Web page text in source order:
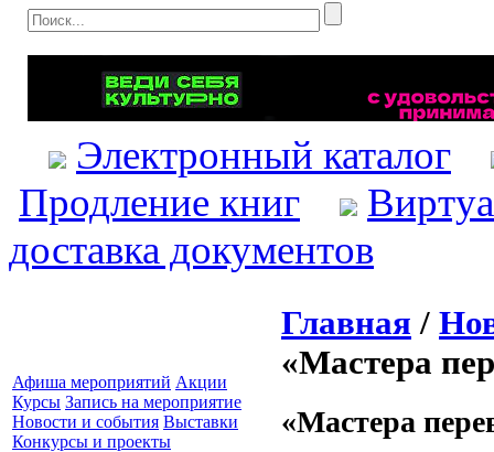
Электронный каталог
Продление книг
доставка документов
Афиша мероприятий Акции
Курсы Запись на мероприятие
Новости и события Выставки
Конкурсы и проекты
Главная /
«Мастера
«Мастера